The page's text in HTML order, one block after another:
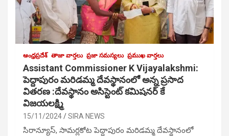
ఆంధ్రప్రదేశ్ తాజా వార్తలు ప్రజా సమస్యలు ప్రముఖ వార్తలు
Assistant Commissioner K Vijayalakshmi:
పెద్దాపురం మరిడమ్మ దేవస్థానంలో అన్న ప్రసాద
వితరణ :దేవస్థానం అసిస్టెంట్ కమిషనర్ కే
విజయలక్ష్మి
15/11/2024 SIRA NEWS
సిరాన్యూస్, సామర్లకోట పెద్దాపురం మరిడమ్మ దేవస్థానంలో